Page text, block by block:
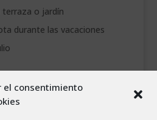
el consentimiento
o jardín
durante las vacaciones
J V S